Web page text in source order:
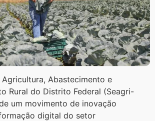
Abastecimento e
Rural do Distrito Federal (Seagri-
um movimento de inovação
digital do setor